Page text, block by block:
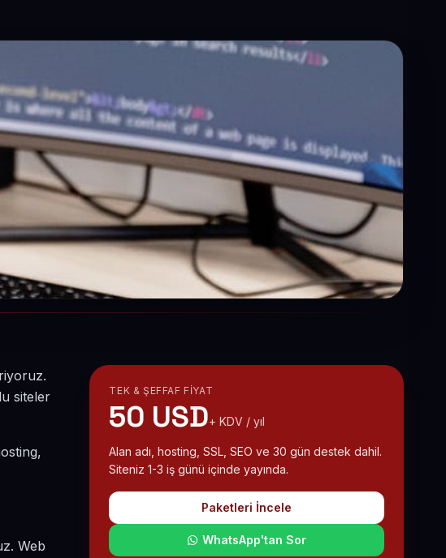
siteler
Web
TEK & ŞEFFAF FIYAT
50 USD+ KDV / yıl
Alan adı, hosting, SSL, SEO ve 30 gün destek dahil.
Siteniz 1-3 iş günü içinde yayında.
Paketleri İncele
WhatsApp'tan Sor